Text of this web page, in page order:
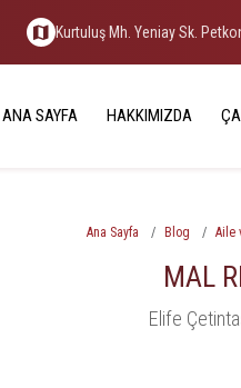
Kurtuluş Mh. Yeniay Sk.
ANA SAYFA HAKKIMIZDA
Ana Sayfa Blog Aile
MAL
Elife